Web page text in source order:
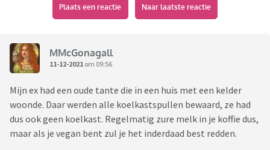
Plaats een reactie Naar laatste reactie
MMcGonagall
11-12-2021 om 09:56
Mijn ex had een oude tante die in een huis met een kelder
woonde. Daar werden alle koelkastspullen bewaard, ze had
dus ook geen koelkast. Regelmatig zure melk in je koffie dus,
maar als je vegan bent zul je het inderdaad best redden.